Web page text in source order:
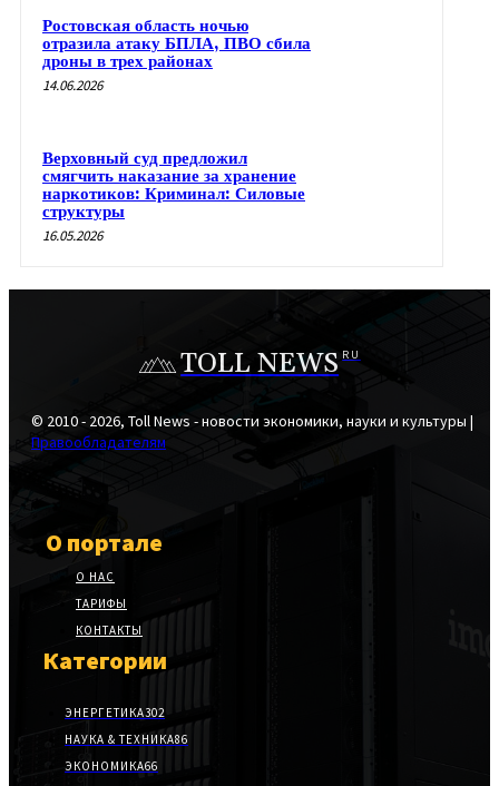
Ростовская область ночью
отразила атаку БПЛА, ПВО сбила
дроны в трех районах
14.06.2026
Верховный суд предложил
смягчить наказание за хранение
наркотиков: Криминал: Силовые
структуры
16.05.2026
TOLL NEWS RU
© 2010 - 2026, Toll News - новости экономики, науки и культуры |
Правообладателям
О портале
О НАС
ТАРИФЫ
КОНТАКТЫ
Категории
ЭНЕРГЕТИКА302
НАУКА & ТЕХНИКА86
ЭКОНОМИКА66